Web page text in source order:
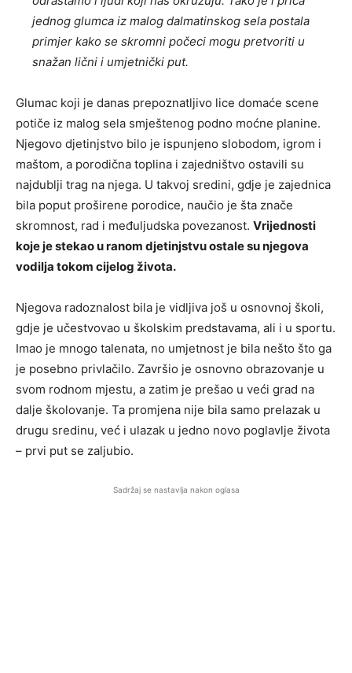
jednog glumca iz malog dalmatinskog sela postala
primjer kako se skromni počeci mogu pretvoriti u
snažan lični i umjetnički put.
Glumac koji je danas prepoznatljivo lice domaće scene
potiče iz malog sela smještenog podno moćne planine.
Njegovo djetinjstvo bilo je ispunjeno slobodom, igrom i
maštom, a porodična toplina i zajedništvo ostavili su
najdublji trag na njega. U takvoj sredini, gdje je zajednica
bila poput proširene porodice, naučio je šta znače
skromnost, rad i međuljudska povezanost. Vrijednosti
koje je stekao u ranom djetinjstvu ostale su njegova
vodilja tokom cijelog života.
Njegova radoznalost bila je vidljiva još u osnovnoj školi,
gdje je učestvovao u školskim predstavama, ali i u sportu.
Imao je mnogo talenata, no umjetnost je bila nešto što ga
je posebno privlačilo. Završio je osnovno obrazovanje u
svom rodnom mjestu, a zatim je prešao u veći grad na
dalje školovanje. Ta promjena nije bila samo prelazak u
drugu sredinu, već i ulazak u jedno novo poglavlje života
– prvi put se zaljubio.
Sadržaj se nastavlja nakon oglasa